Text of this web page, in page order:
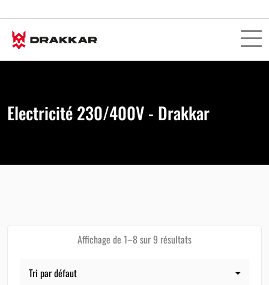
Electricité 230/400V - Drakkar
Affichage de 1–8 sur 9 résultats